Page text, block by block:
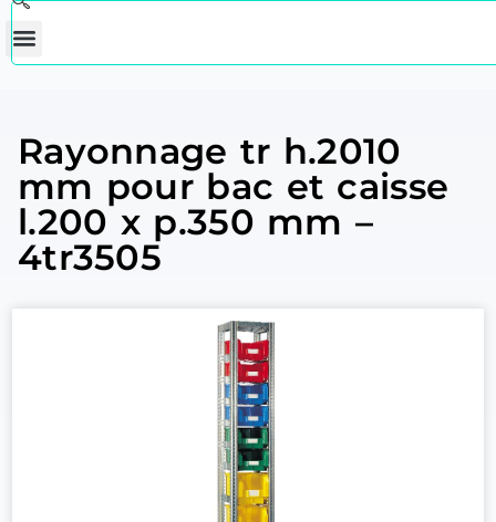
Rayonnage tr h.2010
mm pour bac et caisse
l.200 x p.350 mm –
4tr3505